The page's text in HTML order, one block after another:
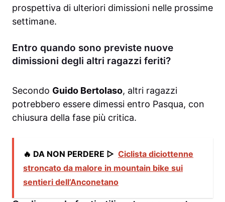
prospettiva di ulteriori dimissioni nelle prossime
settimane.
Entro quando sono previste nuove
dimissioni degli altri ragazzi feriti?
Secondo Guido Bertolaso, altri ragazzi
potrebbero essere dimessi entro Pasqua, con
chiusura della fase più critica.
🔥 DA NON PERDERE ▷ Ciclista diciottenne
stroncato da malore in mountain bike sui
sentieri dell’Anconetano